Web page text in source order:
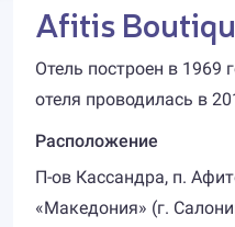
Afitis
Отель построен в 1969
отеля проводилась в
Расположение
П-ов Кассандра, п.
«Македония» (г.